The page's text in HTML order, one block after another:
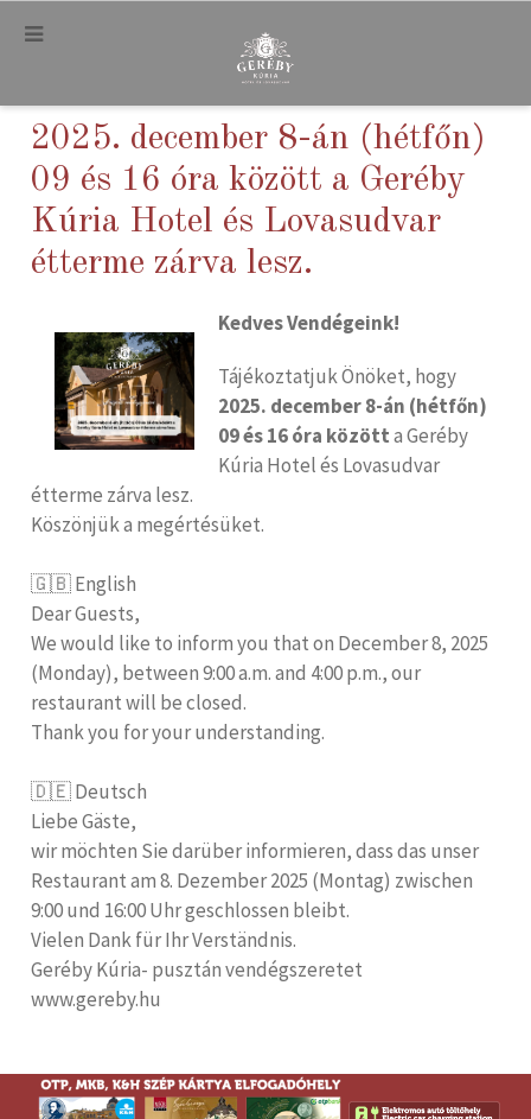
.
2025. december 8-án (hétfőn)
09 és 16 óra között a Geréby
Kúria Hotel és Lovasudvar
étterme zárva lesz.
Kedves Vendégeink!
Tájékoztatjuk Önöket, hogy
2025. december 8-án (hétfőn)
09 és 16 óra közötta Geréby
Kúria Hotel és Lovasudvar
étterme zárva lesz.
Köszönjük a megértésüket.
🇬🇧 English
Dear Guests,
We would like to inform you that on December 8, 2025
(Monday), between 9:00 a.m. and 4:00 p.m., our
restaurant will be closed.
Thank you for your understanding.
🇩🇪 Deutsch
Liebe Gäste,
wir möchten Sie darüber informieren, dass das unser
Restaurant am 8. Dezember 2025 (Montag) zwischen
9:00 und 16:00 Uhr geschlossen bleibt.
Vielen Dank für Ihr Verständnis.
Geréby Kúria- pusztán vendégszeretet
www.gereby.hu